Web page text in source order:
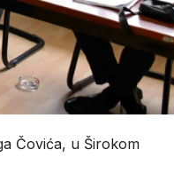
Čovića, u Širokom